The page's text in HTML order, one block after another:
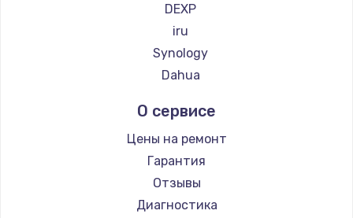
Замена температурного датчика
2500 руб.
Заказать
1300 руб.
Заказать
Техобслуживание
900 руб.
DEXP
iru
Synology
Dahua
О сервисе
Цены на ремонт
Гарантия
Отзывы
Диагностика